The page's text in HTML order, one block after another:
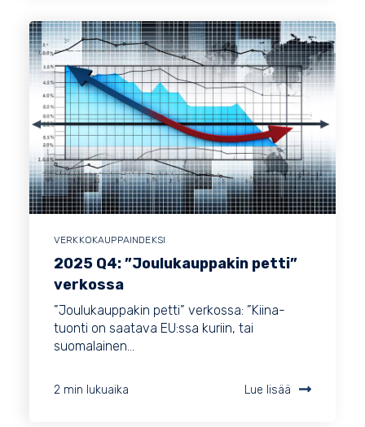
VERKKOKAUPPAINDEKSI
2025 Q4: ”Joulukauppakin petti”
verkossa
”Joulukauppakin petti” verkossa: ”Kiina-
tuonti on saatava EU:ssa kuriin, tai
suomalainen...
2 min lukuaika Lue lisää